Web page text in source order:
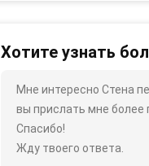
Хотите узнать
Мне интересно Стена
вы прислать мне более
Спасибо!
Жду твоего ответа.